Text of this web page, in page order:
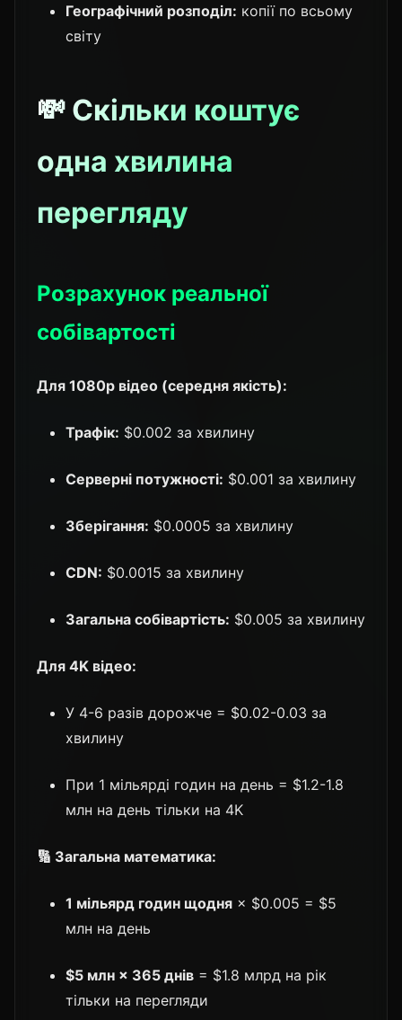
Географічний розподіл: копії по всьому
світу
💸 Скільки коштує
одна хвилина
перегляду
Розрахунок реальної
собівартості
Для 1080p відео (середня якість):
Трафік: $0.002 за хвилину
Серверні потужності: $0.001 за хвилину
Зберігання: $0.0005 за хвилину
CDN: $0.0015 за хвилину
Загальна собівартість: $0.005 за хвилину
Для 4K відео:
У 4-6 разів дорожче = $0.02-0.03 за
хвилину
При 1 мільярді годин на день = $1.2-1.8
млн на день тільки на 4K
🔢 Загальна математика:
1 мільярд годин щодня × $0.005 = $5
млн на день
$5 млн × 365 днів = $1.8 млрд на рік
тільки на перегляди